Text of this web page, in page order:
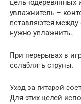
цельнодеревянных
увлажнитель –
вставляются между
нужно увлажнить.
При перерывах в
ослаблять струны.
Уход за гитарой
Для этих целей